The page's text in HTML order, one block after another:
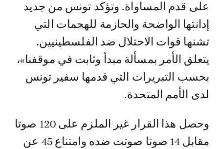
على قدم المساواة. وتؤكد تونس من جديد
إدانتها الواضحة والحازمة للهجمات التي
تشنها قوات الاحتلال ضد الفلسطينيين.
يتعلق الأمر بمسألة مبدأ وثابت في موقفنا»،
بحسب التبريرات التي قدمها سفير تونس
لدى الأمم المتحدة.
وحصل هذا القرار غير الملزم على 120 صوتا
مقابل 14 صوتا صوتت ضده وامتناع 45 عن